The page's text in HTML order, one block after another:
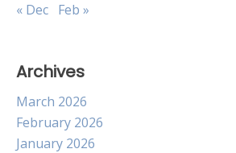
« Dec Feb »
Archives
March 2026
February 2026
January 2026